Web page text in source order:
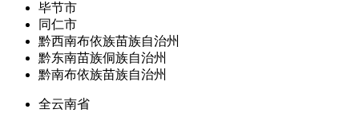
毕节市
同仁市
黔西南布依族苗族自治州
黔东南苗族侗族自治州
黔南布依族苗族自治州
全云南省